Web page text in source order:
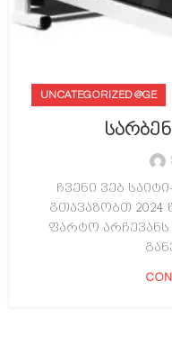
UNCATEGORIZED @GE
ჩვენი ვებ
გთავაზობთ 2024
ფარტო